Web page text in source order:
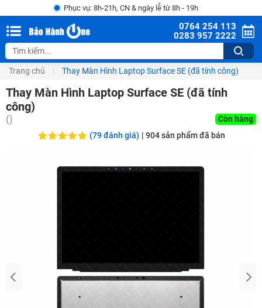
Phục vụ: 8h-21h, CN & ngày lễ từ 8h - 19h
0764 254 113
0283 957 2222
Trang chủ Thay Màn Hình Laptop Surface SE (đã tính công)
Thay Màn Hình Laptop Surface SE (đã tính
công)
()
Còn hàng
(79 đánh giá) | 904sản phẩm đã bán